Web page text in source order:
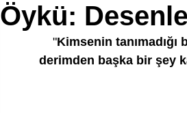
Öykü:
"Kimsenin
derimden başka bir şey